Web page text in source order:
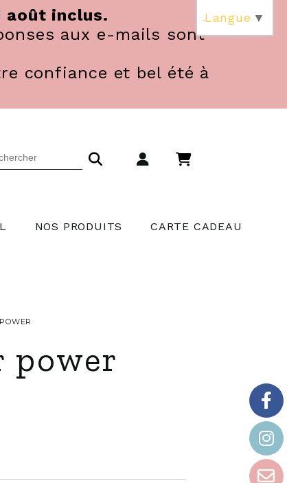
août inclus.
aux e-mails sont
confiance et bel été à
NOS PRODUITS CARTE CADEAU
power
Langue ▼